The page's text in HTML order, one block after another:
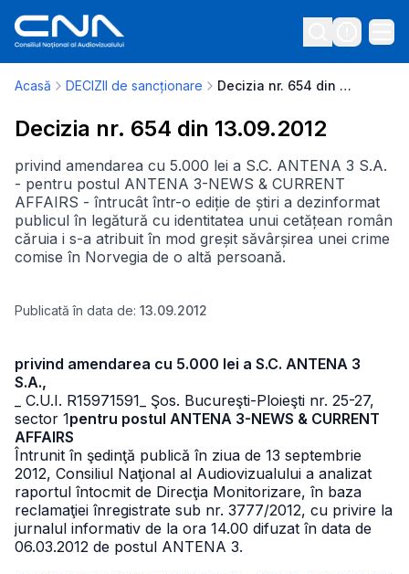
Acasă DECIZII de sancționare Decizia nr. 654 din 13.09.2012
Decizia nr. 654 din 13.09.2012
privind amendarea cu 5.000 lei a S.C. ANTENA 3 S.A.
- pentru postul ANTENA 3-NEWS & CURRENT
AFFAIRS - întrucât într-o ediție de știri a dezinformat
publicul în legătură cu identitatea unui cetățean român
căruia i s-a atribuit în mod greșit săvârșirea unei crime
comise în Norvegia de o altă persoană.
Publicată în data de: 13.09.2012
privind amendarea cu 5.000 lei a S.C. ANTENA 3
S.A.,
_ C.U.I. R15971591 _ Şos. Bucureşti-Ploieşti nr. 25-27,
sector 1pentru postul ANTENA 3-NEWS & CURRENT
AFFAIRS
Întrunit în şedinţă publică în ziua de 13 septembrie
2012, Consiliul Naţional al Audiovizualului a analizat
raportul întocmit de Direcţia Monitorizare, în baza
reclamaţiei înregistrate sub nr. 3777/2012, cu privire la
jurnalul informativ de la ora 14.00 difuzat în data de
06.03.2012 de postul ANTENA 3.